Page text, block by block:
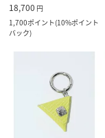
18,700 円
1,700ポイント(10%ポイント
バック)